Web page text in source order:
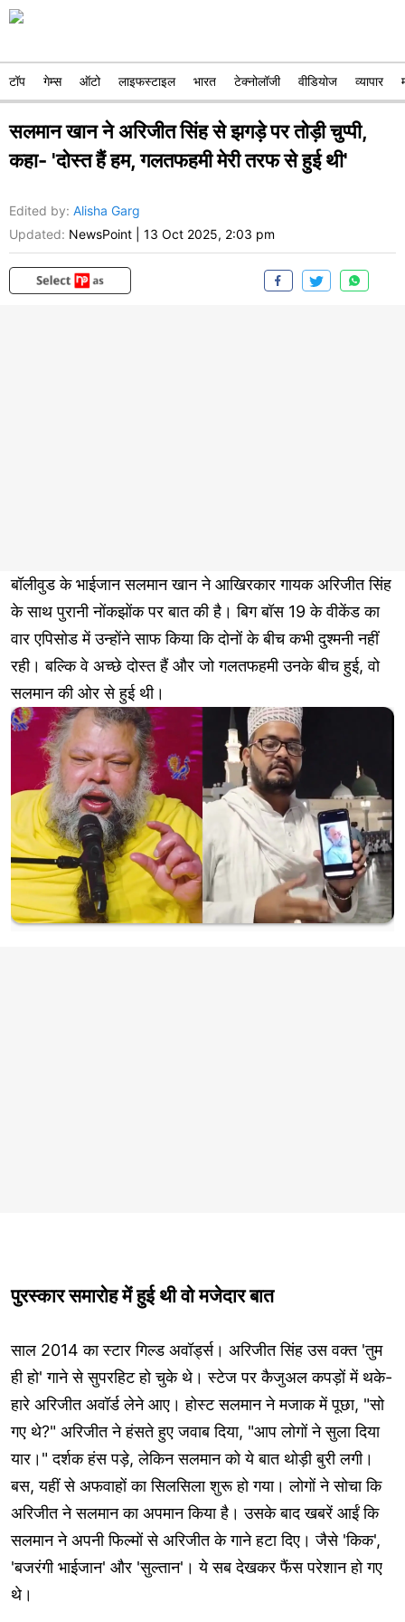
टॉप गेम्स ऑटो लाइफस्टाइल भारत टेक्नोलॉजी वीडियोज व्यापार
सलमान खान ने अरिजीत सिंह से झगड़े पर तोड़ी चुप्पी,
कहा- 'दोस्त हैं हम, गलतफहमी मेरी तरफ से हुई थी'
Edited by: Alisha Garg
Updated: NewsPoint 13 Oct 2025, 2:03 pm
बॉलीवुड के भाईजान सलमान खान ने आखिरकार गायक अरिजीत सिंह
के साथ पुरानी नोंकझोंक पर बात की है। बिग बॉस 19 के वीकेंड का
वार एपिसोड में उन्होंने साफ किया कि दोनों के बीच कभी दुश्मनी नहीं
रही। बल्कि वे अच्छे दोस्त हैं और जो गलतफहमी उनके बीच हुई, वो
सलमान की ओर से हुई थी।
पुरस्कार समारोह में हुई थी वो मजेदार बात
साल 2014 का स्टार गिल्ड अवॉर्ड्स। अरिजीत सिंह उस वक्त 'तुम
ही हो' गाने से सुपरहिट हो चुके थे। स्टेज पर कैजुअल कपड़ों में थके-
हारे अरिजीत अवॉर्ड लेने आए। होस्ट सलमान ने मजाक में पूछा, "सो
गए थे?" अरिजीत ने हंसते हुए जवाब दिया, "आप लोगों ने सुला दिया
यार।" दर्शक हंस पड़े, लेकिन सलमान को ये बात थोड़ी बुरी लगी।
बस, यहीं से अफवाहों का सिलसिला शुरू हो गया। लोगों ने सोचा कि
अरिजीत ने सलमान का अपमान किया है। उसके बाद खबरें आईं कि
सलमान ने अपनी फिल्मों से अरिजीत के गाने हटा दिए। जैसे 'किक',
'बजरंगी भाईजान' और 'सुल्तान'। ये सब देखकर फैंस परेशान हो गए
थे।